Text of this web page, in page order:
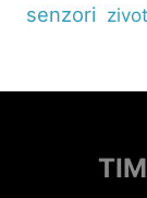
senzori